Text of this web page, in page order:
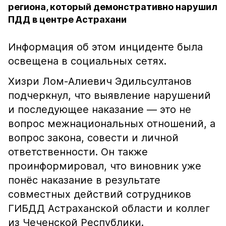
региона, который демонстративно нарушил
ПДД в центре Астрахани
Информация об этом инциденте была
освещена в социальных сетях.
Хизри Лом-Алиевич Эдильсултанов
подчеркнул, что выявление нарушений
и последующее наказание — это не
вопрос межнациональных отношений, а
вопрос закона, совести и личной
ответственности. Он также
проинформировал, что виновник уже
понёс наказание в результате
совместных действий сотрудников
ГИБДД Астраханской области и коллег
из Чеченской Республики.